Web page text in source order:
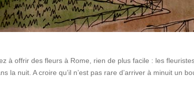
à offrir des fleurs à Rome, rien de plus facile : les
la nuit. A croire qu’il n’est pas rare d’arriver à minuit un